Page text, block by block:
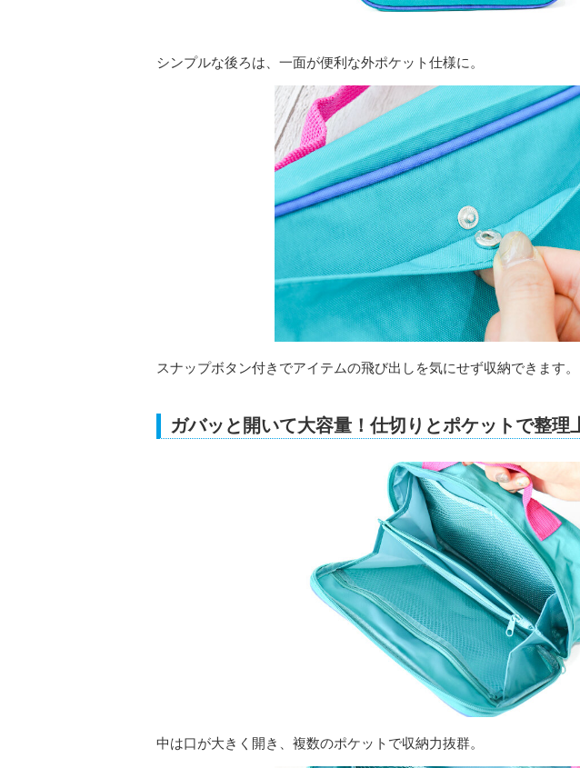
シンプルな後ろは、一面が便利な外ポケット仕様に。
スナップボタン付きでアイテムの飛び出しを気にせず収納できます。
ガバッと開いて大容量！仕切りとポケットで整
中は口が大きく開き、複数のポケットで収納力抜群。